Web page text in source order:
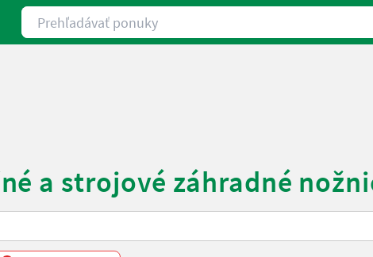
Prehľadávať ponuky
a strojové záhradné